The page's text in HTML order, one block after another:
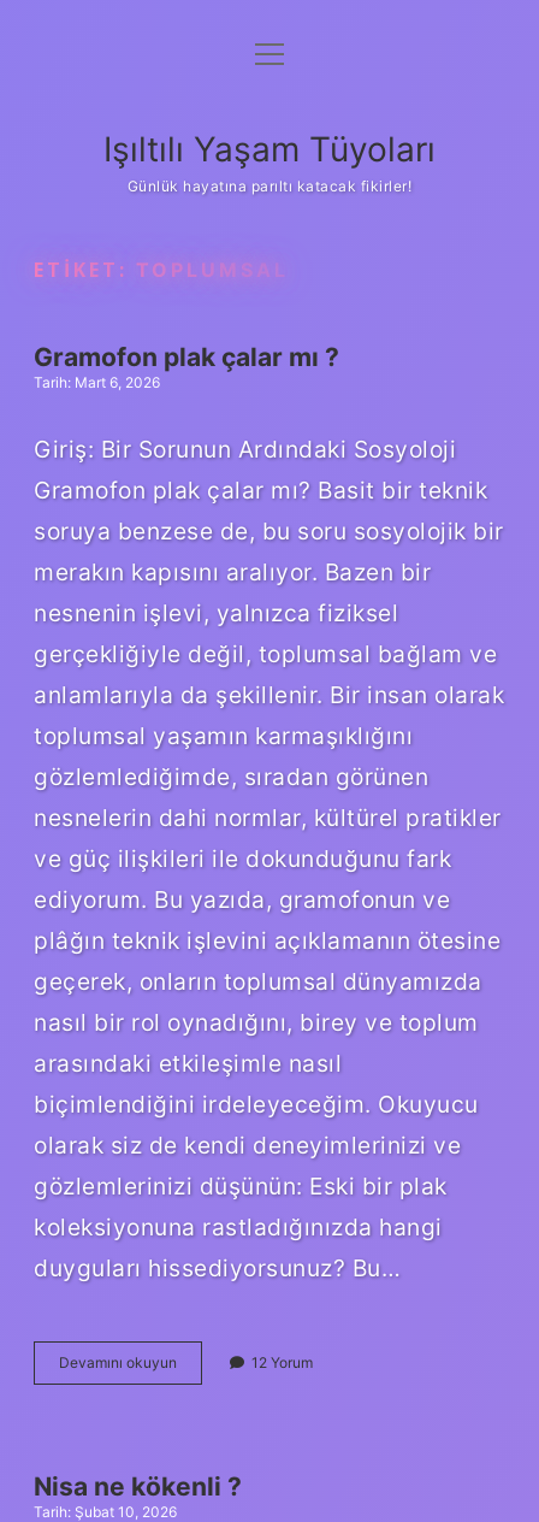
Anasayfa
Yasal Uyarı
menüyü
Işıltılı Yaşam Tüyoları
Günlük hayatına parıltı katacak fikirler!
ETIKET: TOPLUMSAL
Gramofon plak çalar mı ?
Tarih: Mart 6, 2026
Giriş: Bir Sorunun Ardındaki Sosyoloji
Gramofon plak çalar mı? Basit bir teknik
soruya benzese de, bu soru sosyolojik bir
merakın kapısını aralıyor. Bazen bir
nesnenin işlevi, yalnızca fiziksel
gerçekliğiyle değil, toplumsal bağlam ve
anlamlarıyla da şekillenir. Bir insan olarak
toplumsal yaşamın karmaşıklığını
gözlemlediğimde, sıradan görünen
nesnelerin dahi normlar, kültürel pratikler
ve güç ilişkileri ile dokunduğunu fark
ediyorum. Bu yazıda, gramofonun ve
plâğın teknik işlevini açıklamanın ötesine
geçerek, onların toplumsal dünyamızda
nasıl bir rol oynadığını, birey ve toplum
arasındaki etkileşimle nasıl
biçimlendiğini irdeleyeceğim. Okuyucu
olarak siz de kendi deneyimlerinizi ve
gözlemlerinizi düşünün: Eski bir plak
koleksiyonuna rastladığınızda hangi
duyguları hissediyorsunuz? Bu…
Devamını okuyun Gramofon
plak
12 Yorum
Nisa ne kökenli ?
Tarih: Şubat 10, 2026